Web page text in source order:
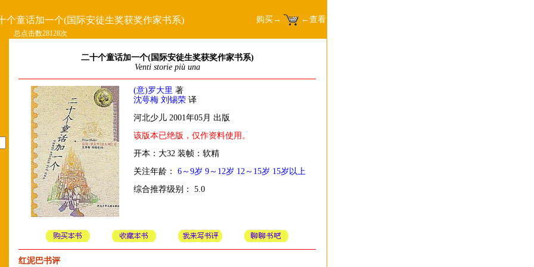
个童话加一个(国际安徒生奖获奖作家书系) 购买→ ←查看
总点击数28128次
二十个童话加一个(国际安徒生奖获奖作家书系)
Venti storie più una
(意)罗大里 著
沈萼梅 刘锡荣 译
河北少儿 2001年05月 出版
该版本已绝版，仅作资料使用。
开本：大32 装帧：软精
关注年龄： 6～9岁 9～12岁 12～15岁 15岁以上
综合推荐级别： 5.0
红泥巴书评